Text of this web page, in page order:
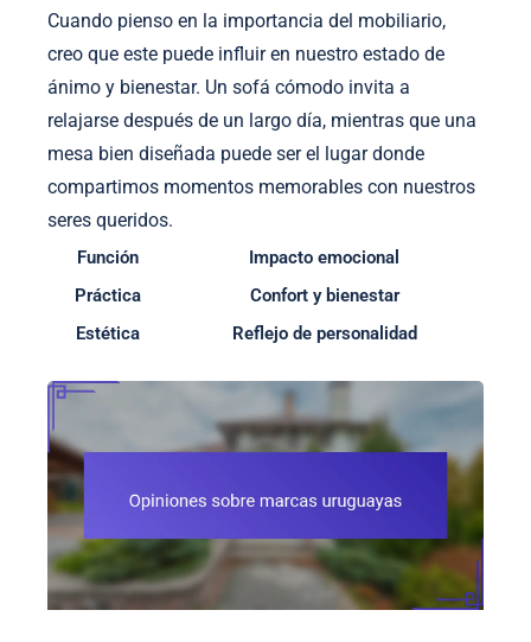
Cuando pienso en la importancia del mobiliario,
creo que este puede influir en nuestro estado de
ánimo y bienestar. Un sofá cómodo invita a
relajarse después de un largo día, mientras que una
mesa bien diseñada puede ser el lugar donde
compartimos momentos memorables con nuestros
seres queridos.
Función
Impacto emocional
Práctica
Confort y bienestar
Estética
Reflejo de personalidad